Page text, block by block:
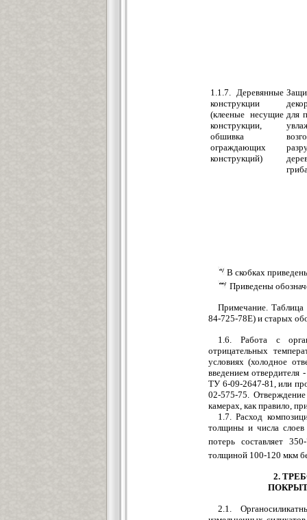
1.1.7. Деревянные
конструкции
(клееные несущие
конструкции,
обшивка
ограждающих
конструкций)
для
В скобках
Приведены
Примечание. Таблица
84-725-78Е) и старых
1.6. Работа с
отрицательных
условиях (холодное
введением
ТУ 6-09-2647-81, или
02-575-75.
камерах, как правило,
1.7. Расход
толщины и числа слоев
потерь составляет
толщиной 100-120 мкм
2.
2.1.